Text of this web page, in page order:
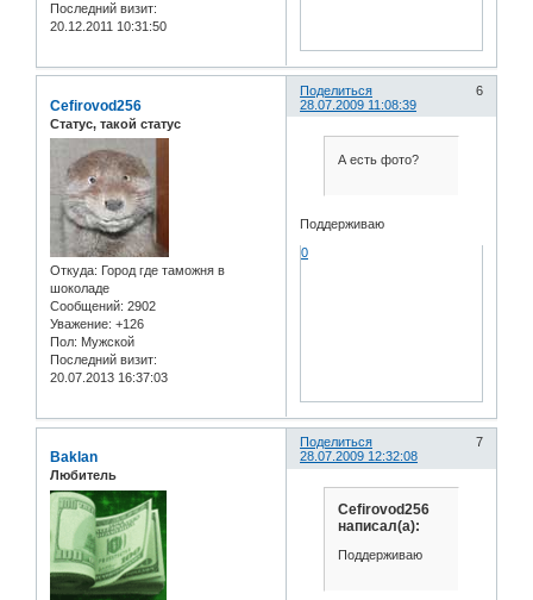
Последний визит:
20.12.2011 10:31:50
Поделиться
6
28.07.2009 11:08:39
Cefirovod256
Статус, такой статус
Откуда: Город где таможня в
шоколаде
Сообщений: 2902
Уважение: +126
Пол: Мужской
Последний визит:
20.07.2013 16:37:03
А есть фото?
Поддерживаю
0
Поделиться
7
28.07.2009 12:32:08
Baklan
Любитель
Cefirovod256
написал(а):
Поддерживаю